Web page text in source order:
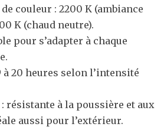
couleur : 2200 K (ambiance
K (chaud neutre).
pour s’adapter à chaque
à 20 heures selon l’intensité
résistante à la poussière et aux
aussi pour l’extérieur.